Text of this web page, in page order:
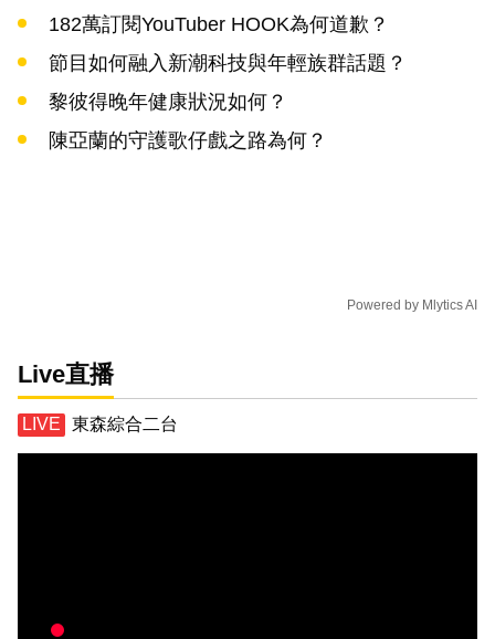
182萬訂閱YouTuber HOOK為何道歉？
節目如何融入新潮科技與年輕族群話題？
黎彼得晚年健康狀況如何？
陳亞蘭的守護歌仔戲之路為何？
Powered by Mlytics AI
Live直播
東森綜合二台